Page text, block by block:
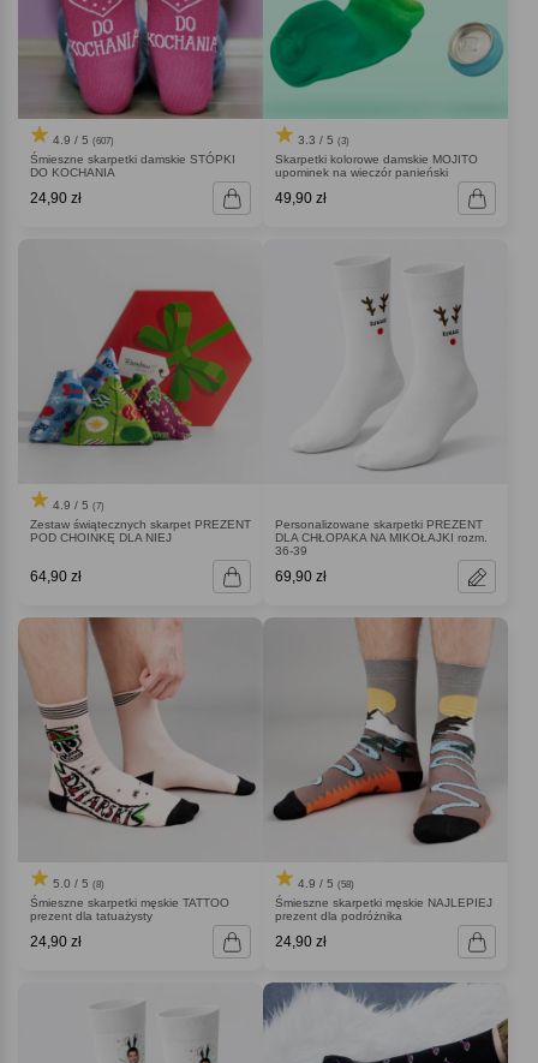
4.9 / 5 (607)
Śmieszne skarpetki damskie STÓPKI
DO KOCHANIA
24,90 zł
3.3 / 5 (3)
Skarpetki kolorowe damskie MOJITO
upominek na wieczór panieński
49,90 zł
4.9 / 5 (7)
Zestaw świątecznych skarpet PREZENT
POD CHOINKĘ DLA NIEJ
64,90 zł
Personalizowane skarpetki PREZENT
DLA CHŁOPAKA NA MIKOŁAJKI rozm.
36-39
69,90 zł
5.0 / 5 (8)
Śmieszne skarpetki męskie TATTOO
prezent dla tatuażysty
24,90 zł
4.9 / 5 (58)
Śmieszne skarpetki męskie NAJLEPIEJ
prezent dla podróżnika
24,90 zł